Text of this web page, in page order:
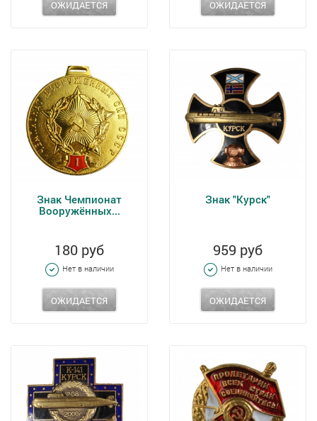
ОЖИДАЕТСЯ ОЖИДАЕТСЯ
Знак Чемпионат
Вооружённых...
180 руб
Нет в наличии
ОЖИДАЕТСЯ
Знак "Курск"
959 руб
Нет в наличии
ОЖИДАЕТСЯ